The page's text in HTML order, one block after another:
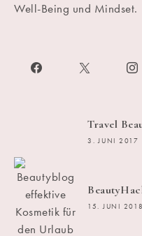
Well-Being und Mindset.
Travel
3. JUNI 2017
15. JUNI 2018